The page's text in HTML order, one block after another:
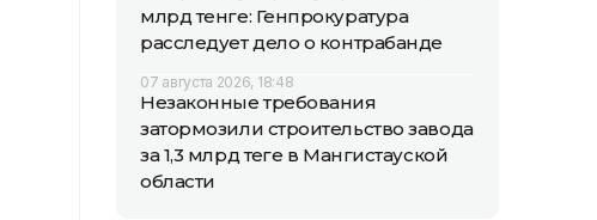
млрд тенге: Генпрокуратура
расследует дело о контрабанде
07 августа 2026, 18:48
Незаконные требования
затормозили строительство завода
за 1,3 млрд теңге в Мангистауской
области